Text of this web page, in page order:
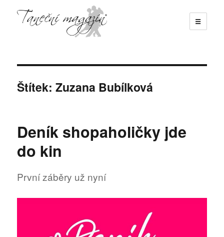
☰
Štítek:Zuzana Bubílková
Deník shopaholičky jde
do kin
První záběry už nyní